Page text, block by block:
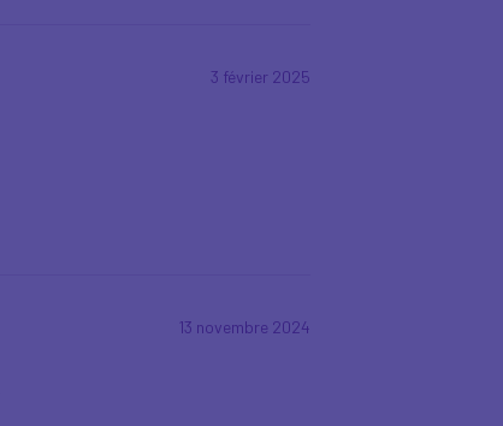
3 février 2025
13 novembre 2024